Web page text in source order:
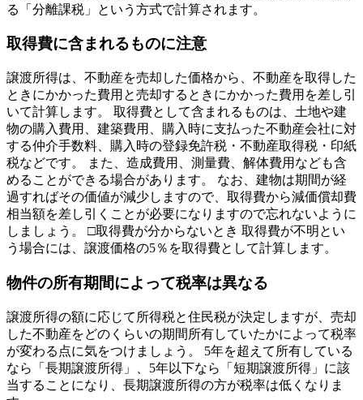
る「分離課税」という方式で計算されます。
取得費に含まれるものに注意
譲渡所得は、不動産を売却した価格から、不動産を取得した
ときにかかった費用と売却するときにかかった費用を差し引
いて計算します。 取得費として含まれるものは、土地や建
物の購入費用、建築費用、購入時に支払った不動産会社に対
する仲介手数料、購入時の登録免許税・不動産取得税・印紙
税などです。 また、造成費用、測量費、解体費用なども含
めることができる場合があります。 なお、建物は期間が経
過すればその価値が減少しますので、取得費から減価償却費
相当額を差し引くことが必要になりますので忘れないように
しましょう。 □取得費が分からないとき 取得費が不明とい
う場合には、譲渡価格の5％を取得費として計算します。
物件の所有期間によって税率は異なる
譲渡所得の額に応じて所得税と住民税が決定しますが、売却
した不動産をどのくらいの期間所有していたかによって税率
が変わる点に気をつけましょう。 5年を超えて所有している
なら「長期譲渡所得」、5年以下なら「短期譲渡所得」に該
当することになり、長期譲渡所得の方が税率は低くなりま